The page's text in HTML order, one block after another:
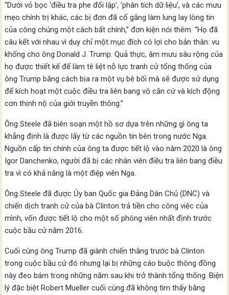
“Dưới vỏ bọc ‘điều tra phe đối lập’, ‘phân tích dữ liệu’, và các mưu
mẹo chính trị khác, các bị đơn đã cố gắng làm lung lay lòng tin
của công chúng một cách bất chính,” đơn kiện nói thêm. “Họ đã
câu kết với nhau vì duy chỉ một mục đích có lợi cho bản thân: vu
khống cho ông Donald J. Trump. Quả thực, âm mưu sâu rộng của
họ được thiết kế để làm tê liệt nỗ lực tranh cử tổng thống của
ông Trump bằng cách bịa ra một vụ bê bối mà sẽ được sử dụng
để kích hoạt một cuộc điều tra liên bang vô căn cứ và kích động
cơn thịnh nộ của giới truyền thông.”
Ông Steele đã biên soạn một hồ sơ dựa trên những gì ông ta
khẳng định là được lấy từ các nguồn tin bên trong nước Nga.
Nguồn cấp tin chính của ông ta được tiết lộ vào năm 2020 là ông
Igor Danchenko, người đã bị các nhân viên điều tra liên bang điều
tra vì có khả năng là một điệp viên Nga.
Ông Steele đã được Ủy ban Quốc gia Đảng Dân Chủ (DNC) và
chiến dịch tranh cử của bà Clinton trả tiền cho công việc của
mình, vốn được tiết lộ cho một số phóng viên nhất định trước
cuộc bầu cử năm 2016.
Cuối cùng ông Trump đã giành chiến thắng trước bà Clinton
trong cuộc bầu cử đó nhưng lại bị những cáo buộc thông đồng
này đeo bám trong những năm sau khi trở thành tổng thống. Biện
lý đặc biệt Robert Mueller cuối cùng đã không tìm thấy bằng